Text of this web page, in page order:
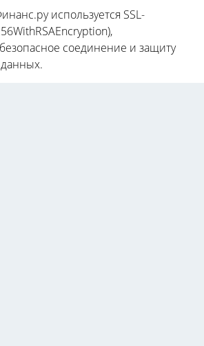
используется SSL-
соединение и защиту